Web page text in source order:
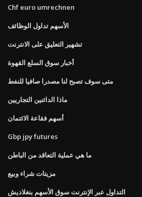
Chf euro umrechnen
الأسهم تداول الوظائف
تشهير التعليق على الانترنت
أخبار سوق السلع القهوة
متى سوف تصبح لنا مصدرا صافيا للنفط
ماذا الدائنين التجاريين
أسهم فقاعة الائتمان
Gbp jpy futures
ما هي عملية التعاقد من الباطن
مزيتات شراء وبيع
التداول عبر الإنترنت سوق الأسهم بنغلاديش